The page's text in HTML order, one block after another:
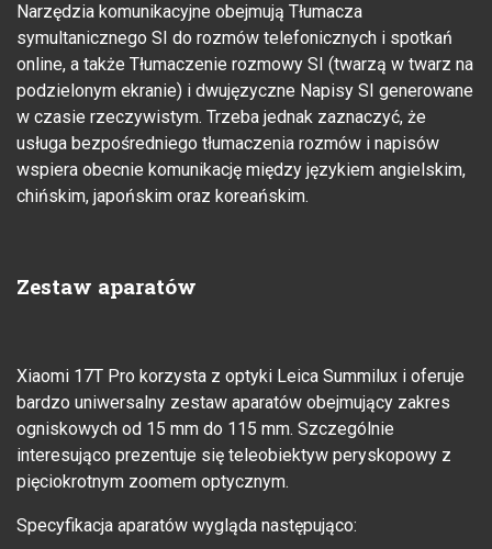
Narzędzia komunikacyjne obejmują Tłumacza
symultanicznego SI do rozmów telefonicznych i spotkań
online, a także Tłumaczenie rozmowy SI (twarzą w twarz na
podzielonym ekranie) i dwujęzyczne Napisy SI generowane
w czasie rzeczywistym. Trzeba jednak zaznaczyć, że
usługa bezpośredniego tłumaczenia rozmów i napisów
wspiera obecnie komunikację między językiem angielskim,
chińskim, japońskim oraz koreańskim.
Zestaw aparatów
Xiaomi 17T Pro korzysta z optyki Leica Summilux i oferuje
bardzo uniwersalny zestaw aparatów obejmujący zakres
ogniskowych od 15 mm do 115 mm. Szczególnie
interesująco prezentuje się teleobiektyw peryskopowy z
pięciokrotnym zoomem optycznym.
Specyfikacja aparatów wygląda następująco: